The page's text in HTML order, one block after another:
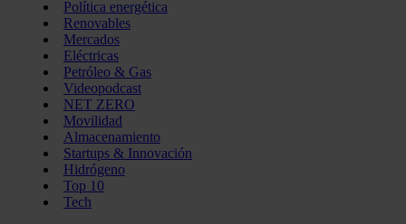
Política energética
Renovables
Mercados
Eléctricas
Petróleo & Gas
Videopodcast
NET ZERO
Movilidad
Almacenamiento
Startups & Innovación
Hidrógeno
Top 10
Tech